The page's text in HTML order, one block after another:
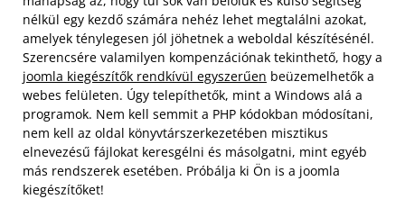
nélkül egy kezdő számára nehéz lehet megtalálni azokat,
amelyek ténylegesen jól jöhetnek a weboldal készítésénél.
Szerencsére valamilyen kompenzációnak tekinthető, hogy a
joomla kiegészítők rendkívül egyszerűen beüzemelhetők a
webes felületen. Úgy telepíthetők, mint a Windows alá a
programok. Nem kell semmit a PHP kódokban módosítani,
nem kell az oldal könyvtárszerkezetében misztikus
elnevezésű fájlokat keresgélni és másolgatni, mint egyéb
más rendszerek esetében. Próbálja ki Ön is a joomla
kiegészítőket!